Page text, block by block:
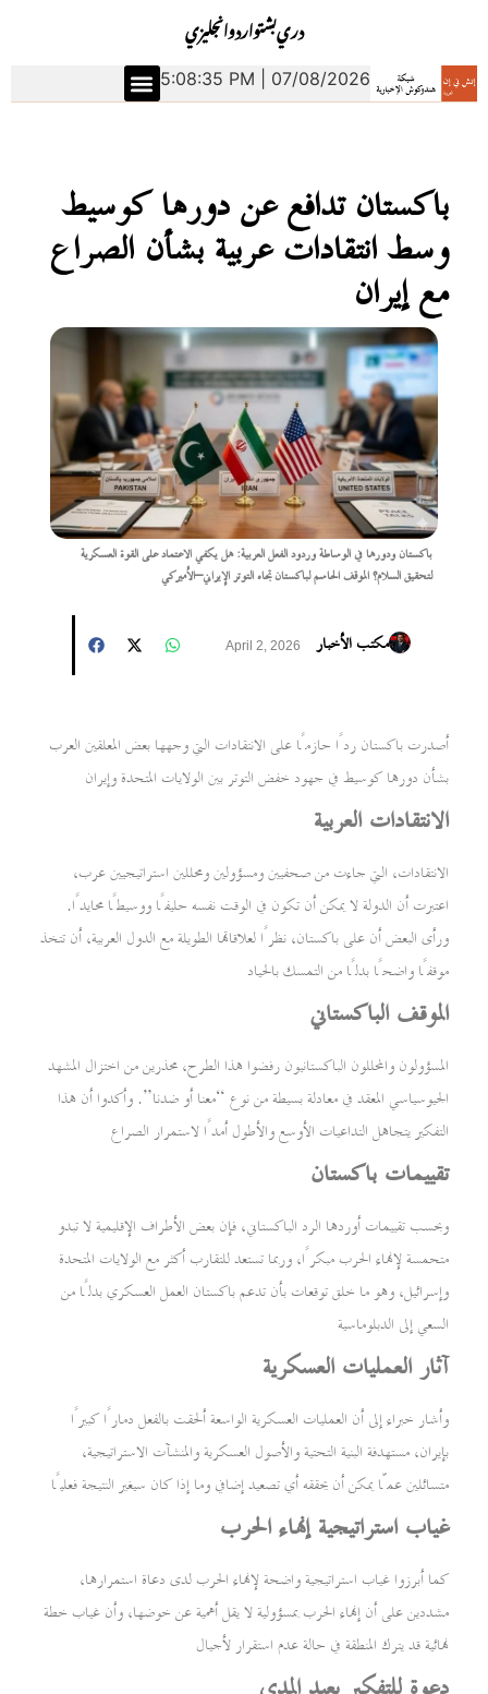
انجليزياردوبشتودري
5:08:36 PM | 07/08/2026
باكستان تدافع عن دورها كوسيط
وسط انتقادات عربية بشأن الصراع
مع إيران
باكستان ودورها في الوساطة وردود الفعل العربية: هل يكفي الاعتماد على القوة العسكرية
لتحقيق السلام؟ الموقف الحاسم لباكستان تجاه التوتر الإيراني–الأميركي
مكتب الأخبار April 2, 2026
أصدرت باكستان ردًا حازمًا على الانتقادات التي وجهها بعض المعلقين العرب
بشأن دورها كوسيط في جهود خفض التوتر بين الولايات المتحدة وإيران
الانتقادات العربية
الانتقادات، التي جاءت من صحفيين ومسؤولين ومحللين استراتيجيين عرب،
اعتبرت أن الدولة لا يمكن أن تكون في الوقت نفسه حليفًا ووسيطًا محايدًا.
ورأى البعض أن على باكستان، نظرًا لعلاقاتها الطويلة مع الدول العربية، أن تتخذ
موقفًا واضحًا بدلًا من التمسك بالحياد
الموقف الباكستاني
المسؤولون والمحللون الباكستانيون رفضوا هذا الطرح، محذرين من اختزال المشهد
الجيوسياسي المعقد في معادلة بسيطة من نوع “معنا أو ضدنا”. وأكدوا أن هذا
التفكير يتجاهل التداعيات الأوسع والأطول أمدًا لاستمرار الصراع
تقييمات باكستان
وبحسب تقييمات أوردها الرد الباكستاني، فإن بعض الأطراف الإقليمية لا تبدو
متحمسة لإنهاء الحرب مبكرًا، وربما تستعد للتقارب أكثر مع الولايات المتحدة
وإسرائيل، وهو ما خلق توقعات بأن تدعم باكستان العمل العسكري بدلًا من
السعي إلى الدبلوماسية
آثار العمليات العسكرية
وأشار خبراء إلى أن العمليات العسكرية الواسعة ألحقت بالفعل دمارًا كبيرًا
بإيران، مستهدفة البنية التحتية والأصول العسكرية والمنشآت الاستراتيجية،
متسائلين عمّا يمكن أن يحققه أي تصعيد إضافي وما إذا كان سيغير النتيجة فعليًا
غياب استراتيجية إنهاء الحرب
كما أبرزوا غياب استراتيجية واضحة لإنهاء الحرب لدى دعاة استمرارها،
مشددين على أن إنهاء الحرب بمسؤولية لا يقل أهمية عن خوضها، وأن غياب خطة
نهائية قد يترك المنطقة في حالة عدم استقرار لأجيال